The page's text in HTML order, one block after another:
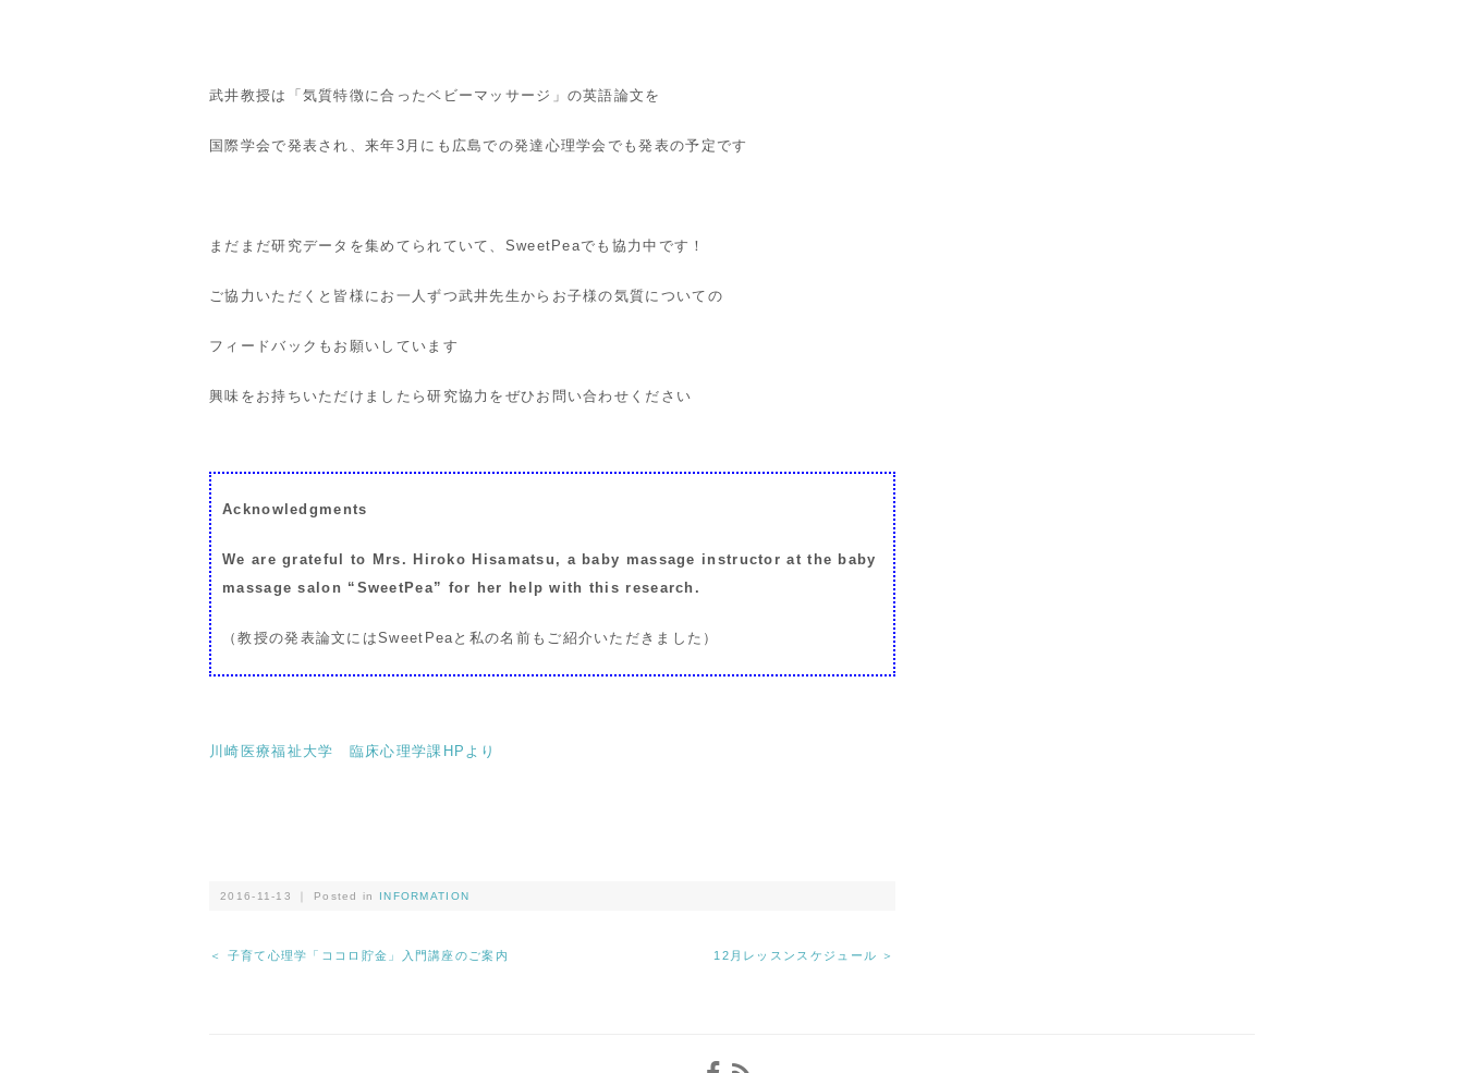
武井教授は「気質特徴に合ったベビーマッサージ」の英語論文を
国際学会で発表され、来年3月にも広島での発達心理学会でも発表の予定です
まだまだ研究データを集めてられていて、SweetPeaでも協力中です！
ご協力いただくと皆様にお一人ずつ武井先生からお子様の気質についての
フィードバックもお願いしています
興味をお持ちいただけましたら研究協力をぜひお問い合わせください
Acknowledgments
We are grateful to Mrs. Hiroko Hisamatsu, a baby massage instructor at the baby
massage salon “SweetPea” for her help with this research.
（教授の発表論文にはSweetPeaと私の名前もご紹介いただきました）
川崎医療福祉大学 臨床心理学課HPより
2016-11-13 ｜ Posted in INFORMATION
＜ 子育て心理学「ココロ貯金」入門講座のご案内 12月レッスンスケジュール ＞